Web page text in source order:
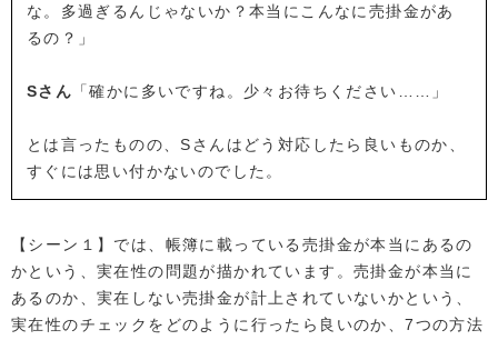
な。多過ぎるんじゃないか？本当にこんなに売掛金があ
るの？」
Sさん 「確かに多いですね。少々お待ちください……」
とは言ったものの、Sさんはどう対応したら良いものか、
すぐには思い付かないのでした。
【シーン１】では、帳簿に載っている売掛金が本当にあるの
かという、実在性の問題が描かれています。売掛金が本当に
あるのか、実在しない売掛金が計上されていないかという、
実在性のチェックをどのように行ったら良いのか、7つの方法